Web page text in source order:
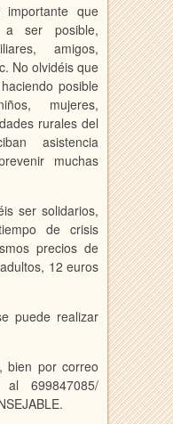
que
ser posible,
amigos,
No olvidéis que
posible
mujeres,
rurales del
asistencia
muchas
ser solidarios,
de crisis
precios de
12 euros
puede realizar
por correo
699847085/